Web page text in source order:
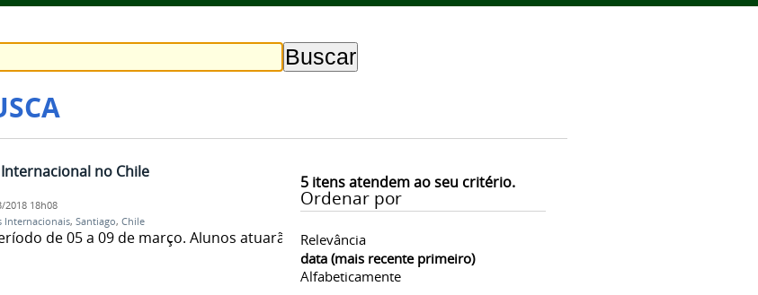
5itens atendem ao seu critério.
Ordenar por
Relevância
data (mais recente primeiro)
Alfabeticamente
no Chile
2018 18h08
Internacionais, Santiago, Chile
de 05 a 09 de março. Alunos atuarão